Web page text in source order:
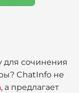
сочинения
ChatInfo не
, а предлагает